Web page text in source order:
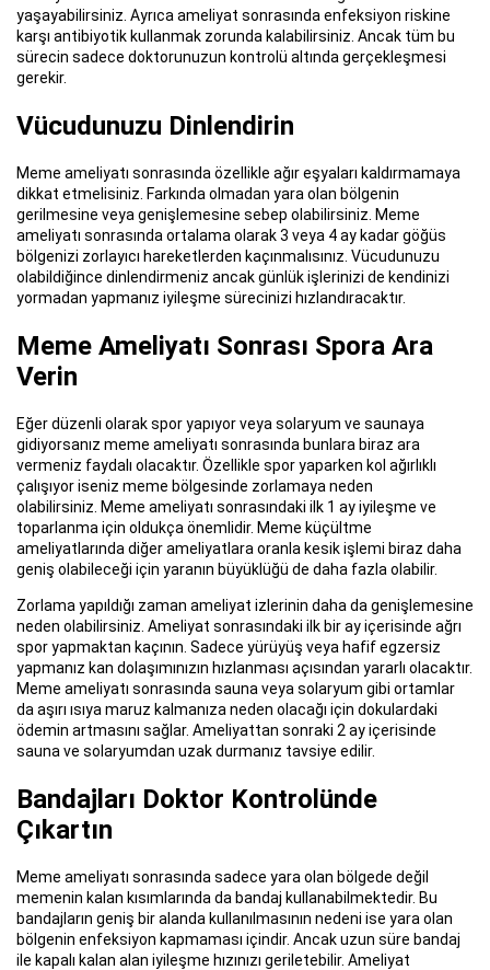
yaşayabilirsiniz. Ayrıca ameliyat sonrasında enfeksiyon riskine
karşı antibiyotik kullanmak zorunda kalabilirsiniz. Ancak tüm bu
sürecin sadece doktorunuzun kontrolü altında gerçekleşmesi
gerekir.
Vücudunuzu Dinlendirin
Meme ameliyatı sonrasında özellikle ağır eşyaları kaldırmamaya
dikkat etmelisiniz. Farkında olmadan yara olan bölgenin
gerilmesine veya genişlemesine sebep olabilirsiniz. Meme
ameliyatı sonrasında ortalama olarak 3 veya 4 ay kadar göğüs
bölgenizi zorlayıcı hareketlerden kaçınmalısınız. Vücudunuzu
olabildiğince dinlendirmeniz ancak günlük işlerinizi de kendinizi
yormadan yapmanız iyileşme sürecinizi hızlandıracaktır.
Meme Ameliyatı Sonrası Spora Ara
Verin
Eğer düzenli olarak spor yapıyor veya solaryum ve saunaya
gidiyorsanız meme ameliyatı sonrasında bunlara biraz ara
vermeniz faydalı olacaktır. Özellikle spor yaparken kol ağırlıklı
çalışıyor iseniz meme bölgesinde zorlamaya neden
olabilirsiniz. Meme ameliyatı sonrasındaki ilk 1 ay iyileşme ve
toparlanma için oldukça önemlidir. Meme küçültme
ameliyatlarında diğer ameliyatlara oranla kesik işlemi biraz daha
geniş olabileceği için yaranın büyüklüğü de daha fazla olabilir.
Zorlama yapıldığı zaman ameliyat izlerinin daha da genişlemesine
neden olabilirsiniz. Ameliyat sonrasındaki ilk bir ay içerisinde ağrı
spor yapmaktan kaçının. Sadece yürüyüş veya hafif egzersiz
yapmanız kan dolaşımınızın hızlanması açısından yararlı olacaktır.
Meme ameliyatı sonrasında sauna veya solaryum gibi ortamlar
da aşırı ısıya maruz kalmanıza neden olacağı için dokulardaki
ödemin artmasını sağlar. Ameliyattan sonraki 2 ay içerisinde
sauna ve solaryumdan uzak durmanız tavsiye edilir.
Bandajları Doktor Kontrolünde
Çıkartın
Meme ameliyatı sonrasında sadece yara olan bölgede değil
memenin kalan kısımlarında da bandaj kullanabilmektedir. Bu
bandajların geniş bir alanda kullanılmasının nedeni ise yara olan
bölgenin enfeksiyon kapmaması içindir. Ancak uzun süre bandaj
ile kapalı kalan alan iyileşme hızınızı geriletebilir. Ameliyat